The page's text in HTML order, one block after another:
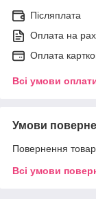
Післяплата
Оплата на
Оплата
Всі умови
Умови
Повернення
Всі умови